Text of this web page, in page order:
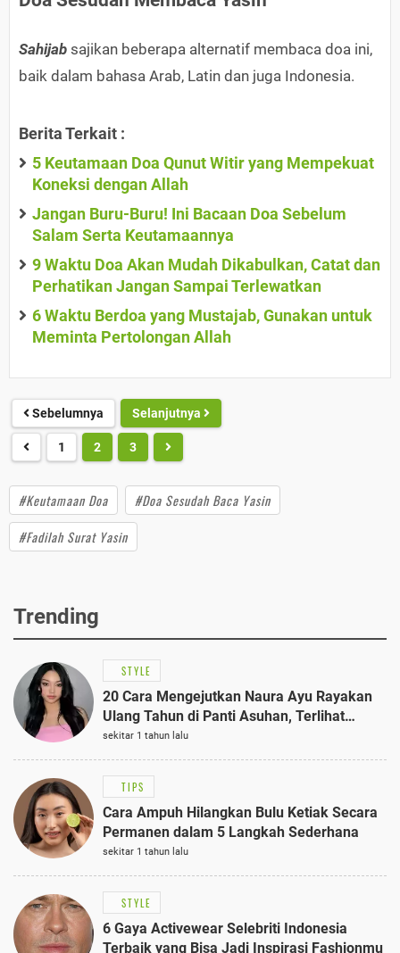
Sahijab sajikan beberapa alternatif membaca doa ini,
baik dalam bahasa Arab, Latin dan juga Indonesia.
Berita Terkait :
5 Keutamaan Doa Qunut Witir yang Mempekuat
Koneksi dengan Allah
Jangan Buru-Buru! Ini Bacaan Doa Sebelum
Salam Serta Keutamaannya
9 Waktu Doa Akan Mudah Dikabulkan, Catat dan
Perhatikan Jangan Sampai Terlewatkan
6 Waktu Berdoa yang Mustajab, Gunakan untuk
Meminta Pertolongan Allah
Sebelumnya Selanjutnya
1 2 3
#Keutamaan Doa
#Doa Sesudah Baca Yasin
#Fadilah Surat Yasin
Trending
STYLE
20 Cara Mengejutkan Naura Ayu Rayakan
Ulang Tahun di Panti Asuhan, Terlihat
Anggun dengan Kaftan Cokelat
sekitar 1 tahun lalu
TIPS
Cara Ampuh Hilangkan Bulu Ketiak Secara
Permanen dalam 5 Langkah Sederhana
sekitar 1 tahun lalu
STYLE
6 Gaya Activewear Selebriti Indonesia
Terbaik yang Bisa Jadi Inspirasi Fashionmu